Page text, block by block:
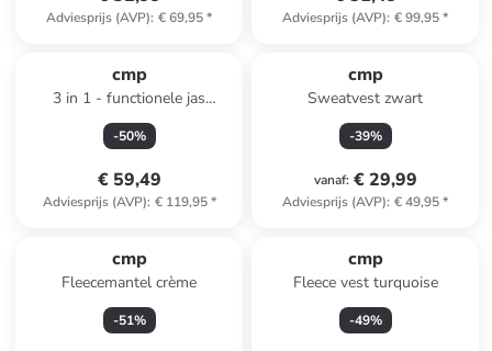
Adviesprijs (AVP): € 69,95* Adviesprijs (AVP): € 99,95*
cmp
3 in 1 - functionele jas
rood/antraciet
-50%
€ 59,49
Adviesprijs (AVP): € 119,95*
cmp
Sweatvest zwart
-39%
vanaf: € 29,99
Adviesprijs (AVP): € 49,95*
cmp
Fleecemantel crème
-51%
cmp
Fleece vest turquoise
-49%